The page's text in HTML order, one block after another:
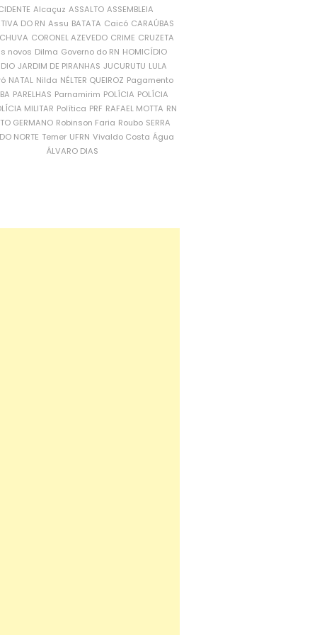
Alcaçuz ASSALTO ASSEMBLEIA
DO RN Assu BATATA Caicó CARAÚBAS
CORONEL AZEVEDO CRIME CRUZETA
novos Dilma Governo do RN HOMICÍDIO
JARDIM DE PIRANHAS JUCURUTU LULA
NATAL Nilda NÉLTER QUEIROZ Pagamento
PARELHAS Parnamirim POLÍCIA POLÍCIA
MILITAR Política PRF RAFAEL MOTTA RN
GERMANO Robinson Faria Roubo SERRA
NORTE Temer UFRN Vivaldo Costa Água
ÁLVARO DIAS